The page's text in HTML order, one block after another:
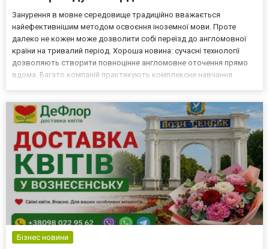
Занурення в мовне середовище традиційно вважається
найефективнішим методом освоєння іноземної мови. Проте
далеко не кожен може дозволити собі переїзд до англомовної
країни на тривалий період. Хороша новина: сучасні технології
дозволяють створити повноцінне англомовне оточення прямо
вдома. Багато компаній практикують комплексне навчання
принцип пр...
Бізнес новини